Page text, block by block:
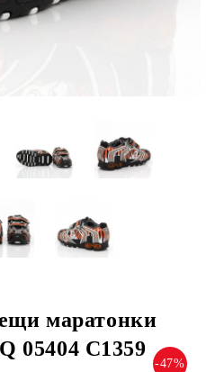
маратонки
05404 C1359
-47%